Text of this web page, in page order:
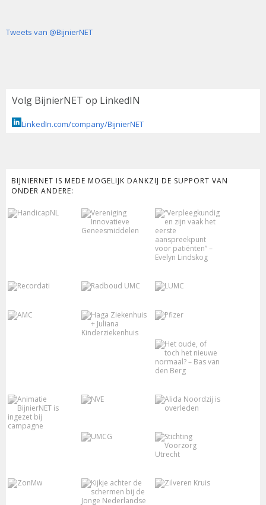
Tweets van @BijnierNET
Volg BijnierNET op LinkedIN
LinkedIn.com/company/BijnierNET
BIJNIERNET IS MEDE MOGELIJK DANKZIJ DE SUPPORT VAN
ONDER ANDERE: